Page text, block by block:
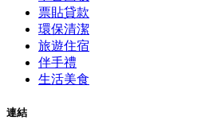
票貼貸款
環保清潔
旅遊住宿
伴手禮
生活美食
連結